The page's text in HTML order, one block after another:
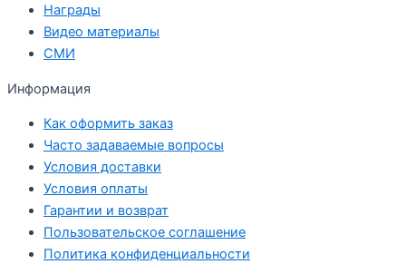
Награды
Видео материалы
СМИ
Информация
Как оформить заказ
Часто задаваемые вопросы
Условия доставки
Условия оплаты
Гарантии и возврат
Пользовательское соглашение
Политика конфиденциальности